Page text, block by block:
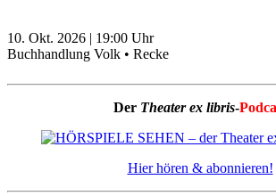
10. Okt. 2026 | 19:00 Uhr
Buchhandlung Volk • Recke
Der Theater ex libris-
Hier hören & abonnieren!